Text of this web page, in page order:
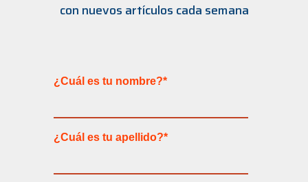
con nuevos artículos cada semana